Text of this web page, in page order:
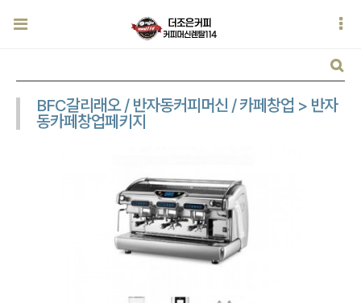
BFC갈리래오 / 반자동커피머신 / 카페창업 > 반자
동카페창업페키지